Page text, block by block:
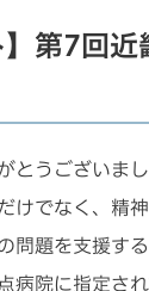
】第7回
とうございま
でなく、精
問題を支援す
病院に指定さ